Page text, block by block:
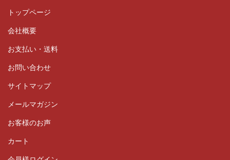
トップページ
会社概要
お支払い・送料
お問い合わせ
サイトマップ
メールマガジン
お客様のお声
カート